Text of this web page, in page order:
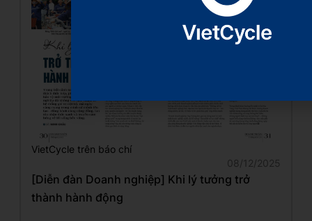
VietCycle trên báo chí
08/12/2025
[Diễn đàn Doanh nghiệp] Khi lý tưởng trở
thành hành động